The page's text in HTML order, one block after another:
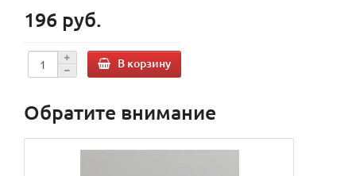
196 руб.
В корзину
Обратите внимание